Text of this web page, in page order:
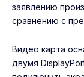
заявлению
сравнению с
Видео карта
двумя